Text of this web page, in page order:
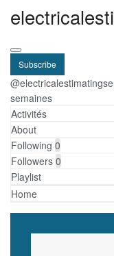
Subscribe
semaines
Activités
About
Following 0
Followers 0
Playlist
Home